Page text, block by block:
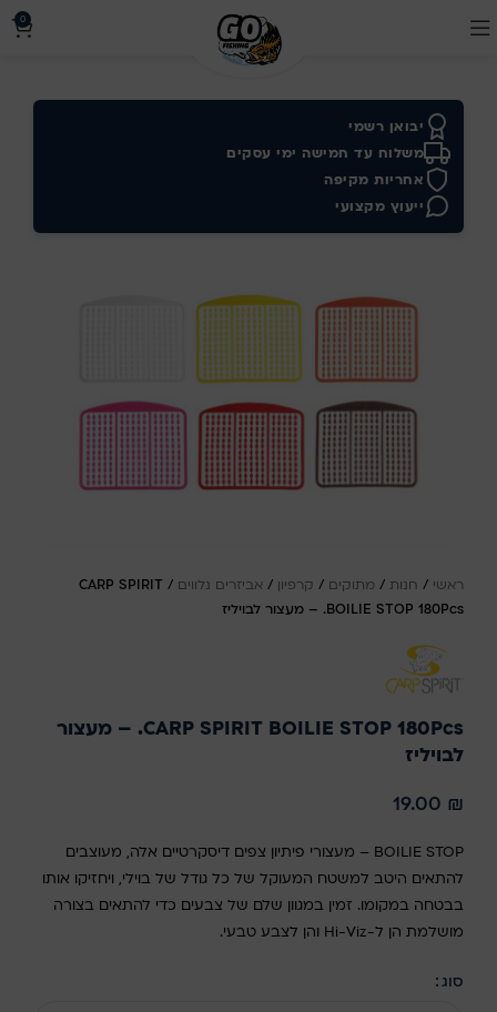
0
יבואן רשמי
משלוח עד חמישה ימי עסקים
אחריות מקיפה
ייעוץ מקצועי
ראשי / חנות / מתוקים / קרפיון / אביזרים נלווים /
CARP SPIRIT
BOILIE STOP 180Pcs. – מעצור לבויליז
CARP SPIRIT BOILIE STOP 180Pcs. – מעצור
לבויליז
19.00 ₪
BOILIE STOP – מעצורי פיתיון צפים דיסקרטיים אלה, מעוצבים
להתאים היטב למשטח המעוקל של כל גודל של בוילי, ויחזיקו אותו
בבטחה במקומו. זמין במגוון שלם של צבעים כדי להתאים בצורה
מושלמת הן ל-Hi-Viz והן לצבע טבעי.
סוג